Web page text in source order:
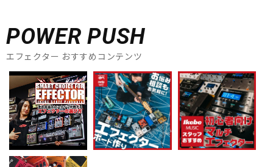
POWER PUSH
エフェクター おすすめコンテンツ